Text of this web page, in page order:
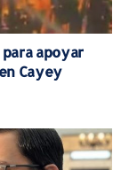
apoyar
Cayey